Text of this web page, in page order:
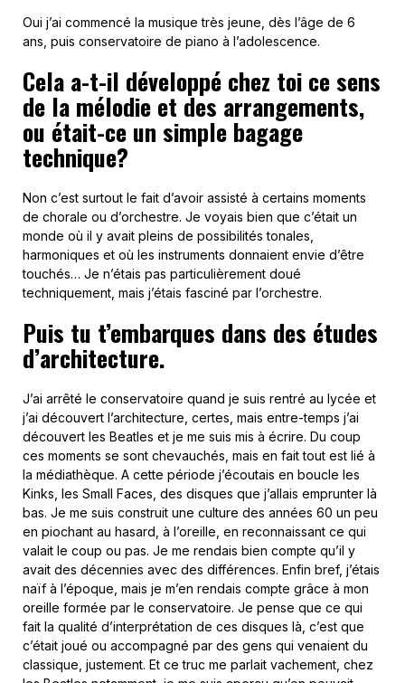
Oui j’ai commencé la musique très jeune, dès l’âge de 6
ans, puis conservatoire de piano à l’adolescence.
Cela a-t-il développé chez toi ce sens
de la mélodie et des arrangements,
ou était-ce un simple bagage
technique?
Non c’est surtout le fait d’avoir assisté à certains moments
de chorale ou d’orchestre. Je voyais bien que c’était un
monde où il y avait pleins de possibilités tonales,
harmoniques et où les instruments donnaient envie d’être
touchés… Je n’étais pas particulièrement doué
techniquement, mais j’étais fasciné par l’orchestre.
Puis tu t’embarques dans des études
d’architecture.
J’ai arrêté le conservatoire quand je suis rentré au lycée et
j’ai découvert l’architecture, certes, mais entre-temps j’ai
découvert les Beatles et je me suis mis à écrire. Du coup
ces moments se sont chevauchés, mais en fait tout est lié à
la médiathèque. A cette période j’écoutais en boucle les
Kinks, les Small Faces, des disques que j’allais emprunter là
bas. Je me suis construit une culture des années 60 un peu
en piochant au hasard, à l’oreille, en reconnaissant ce qui
valait le coup ou pas. Je me rendais bien compte qu’il y
avait des décennies avec des différences. Enfin bref, j’étais
naïf à l’époque, mais je m’en rendais compte grâce à mon
oreille formée par le conservatoire. Je pense que ce qui
fait la qualité d’interprétation de ces disques là, c’est que
c’était joué ou accompagné par des gens qui venaient du
classique, justement. Et ce truc me parlait vachement, chez